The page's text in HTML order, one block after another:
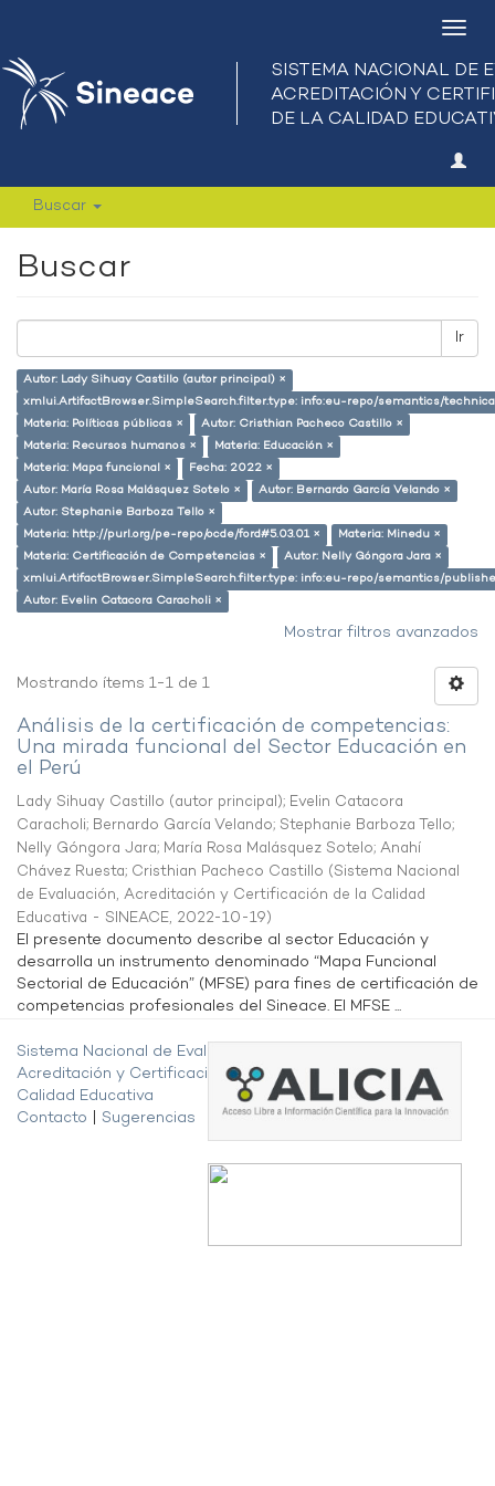
Buscar
Buscar
Ir
Autor: Lady Sihuay Castillo (autor principal) ×
xmlui.ArtifactBrowser.SimpleSearch.filter.type: info:eu-repo/semantics/
Materia: Políticas públicas ×
Autor: Cristhian Pacheco Castillo ×
Materia: Recursos humanos ×
Materia: Educación ×
Materia: Mapa funcional ×
Fecha: 2022 ×
Autor: María Rosa Malásquez Sotelo ×
Autor: Bernardo García Velando ×
Autor: Stephanie Barboza Tello ×
Materia: http://purl.org/pe-repo/ocde/ford#5.03.01 ×
Materia: Minedu ×
Materia: Certificación de Competencias ×
Autor: Nelly Góngora Jara ×
xmlui.ArtifactBrowser.SimpleSearch.filter.type: info:eu-repo/semantics/
Autor: Evelin Catacora Caracholi ×
Mostrar filtros avanzados
Mostrando ítems 1-1 de 1
Análisis de la certificación de competencias:
Una mirada funcional del Sector Educación en
el Perú
Lady Sihuay Castillo (autor principal); Evelin Catacora
Caracholi; Bernardo García Velando; Stephanie Barboza Tello;
Nelly Góngora Jara; María Rosa Malásquez Sotelo; Anahí
Chávez Ruesta; Cristhian Pacheco Castillo (Sistema Nacional
de Evaluación, Acreditación y Certificación de la Calidad
Educativa - SINEACE, 2022-10-19)
El presente documento describe al sector Educación y
desarrolla un instrumento denominado “Mapa Funcional
Sectorial de Educación” (MFSE) para fines de certificación de
competencias profesionales del Sineace. El MFSE ...
Sistema Nacional de Evaluación,
Acreditación y Certificación de la
Calidad Educativa
Contacto
Sugerencias